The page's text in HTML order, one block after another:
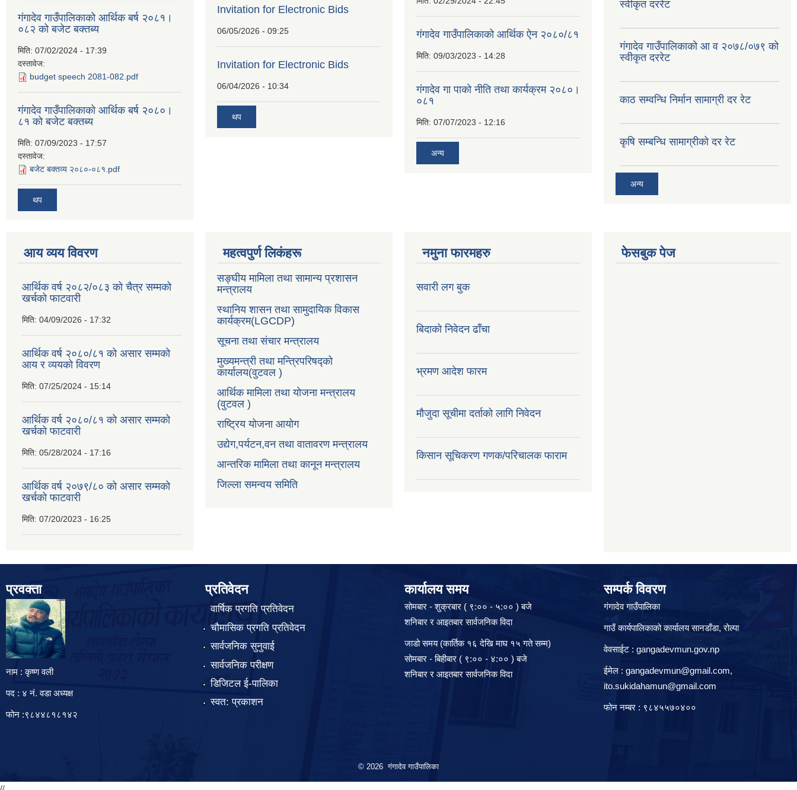
गंगादेव गाउँपालिकाको आर्थिक बर्ष २०८१।
०८२ को बजेट बक्तब्य
मिति: 07/02/2024 - 17:39
दस्तावेज:
budget speech 2081-082.pdf
गंगादेव गाउँपालिकाको आर्थिक बर्ष २०८०।
८१ को बजेट बक्तब्य
मिति: 07/09/2023 - 17:57
दस्तावेज:
बजेट बक्तव्य २०८०-०८१.pdf
थप
Invitation for Electronic Bids
06/05/2026 - 09:25
Invitation for Electronic Bids
06/04/2026 - 10:34
थप
गंगादेव गाउँपालिकाको आर्थिक ऐन २०८०/८१
मिति: 09/03/2023 - 14:28
गंगादेव गा पाको नीति तथा कार्यक्रम २०८०।
०८१
मिति: 07/07/2023 - 12:16
अन्य
स्वीकृत दररेट
गंगादेव गाउँपालिकाको आ व २०७८/०७९ को
स्वीकृत दररेट
काठ सम्वन्धि निर्मान सामाग्री दर रेट
कृषि सम्बन्धि सामाग्रीको दर रेट
अन्य
आय व्यय विवरण
आर्थिक वर्ष २०८२/०८३ को चैत्र सम्मको
खर्चको फाटवारी
मिति: 04/09/2026 - 17:32
आर्थिक वर्ष २०८०/८१ को असार सम्मको
आय र व्ययको विवरण
मिति: 07/25/2024 - 15:14
आर्थिक वर्ष २०८०/८१ को असार सम्मको
खर्चको फाटवारी
मिति: 05/28/2024 - 17:16
आर्थिक वर्ष २०७९/८० को असार सम्मको
खर्चको फाटवारी
मिति: 07/20/2023 - 16:25
महत्वपुर्ण लिकंहरू
सङ्घीय मामिला तथा सामान्य प्रशासन
मन्त्रालय
स्थानिय शासन तथा सामुदायिक विकास
कार्यक्रम(LGCDP)
सूचना तथा संचार मन्त्रालय
मुख्यमन्त्री तथा मन्त्रिपरिषद्को
कार्यालय(वुटवल )
आर्थिक मामिला तथा योजना मन्त्रालय
(वुटवल )
राष्ट्रिय योजना आयोग
उद्येग,पर्यटन,वन तथा वातावरण मन्त्रालय
आन्तरिक मामिला तथा कानून मन्त्रालय
जिल्ला समन्वय समिति
नमुना फारमहरु
सवारी लग बुक
बिदाको निवेदन ढाँचा
भ्रमण आदेश फारम
मौजुदा सूचीमा दर्ताको लागि निवेदन
किसान सूचिकरण गणक/परिचालक फाराम
फेसबुक पेज
प्रवक्ता
नाम : कृष्ण वली
पद : ४ नं. वडा अध्यक्ष
फोन :९८४४८१८१४२
प्रतिवेदन
वार्षिक प्रगति प्रतिवेदन
चौमासिक प्रगति प्रतिवेदन
सार्वजनिक सुनुवाई
सार्वजनिक परीक्षण
डिजिटल ई-पालिका
स्वत: प्रकाशन
कार्यालय समय
सोमबार - शुक्रबार ( ९:०० - ५:०० ) बजे
शनिबार र आइतबार सार्वजनिक विदा
जाडो समय (कार्तिक १६ देखि माघ १५ गते सम्म)
सोमबार - बिहीबार ( ९:०० - ४:०० ) बजे
शनिबार र आइतबार सार्वजनिक विदा
सम्पर्क विवरण
गंगादेव गाउँपालिका
गाउँ कार्यपालिकाको कार्यालय सानडाँडा, रो‍‍ल्पा
वेवसाईट : gangadevmun.gov.np
ईमेल : gangadevmun@gmail.com,
ito.sukidahamun@gmail.com
फोन नम्बर : ९८४५५७०४००
© 2026 गंगादेव गाउँपालिका